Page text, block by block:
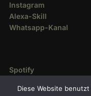
Instagram
Alexa-Skill
Whatsapp-Kanal
Spotify
Amazon Music
Diese Website